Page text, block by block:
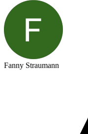
Fanny Straumann